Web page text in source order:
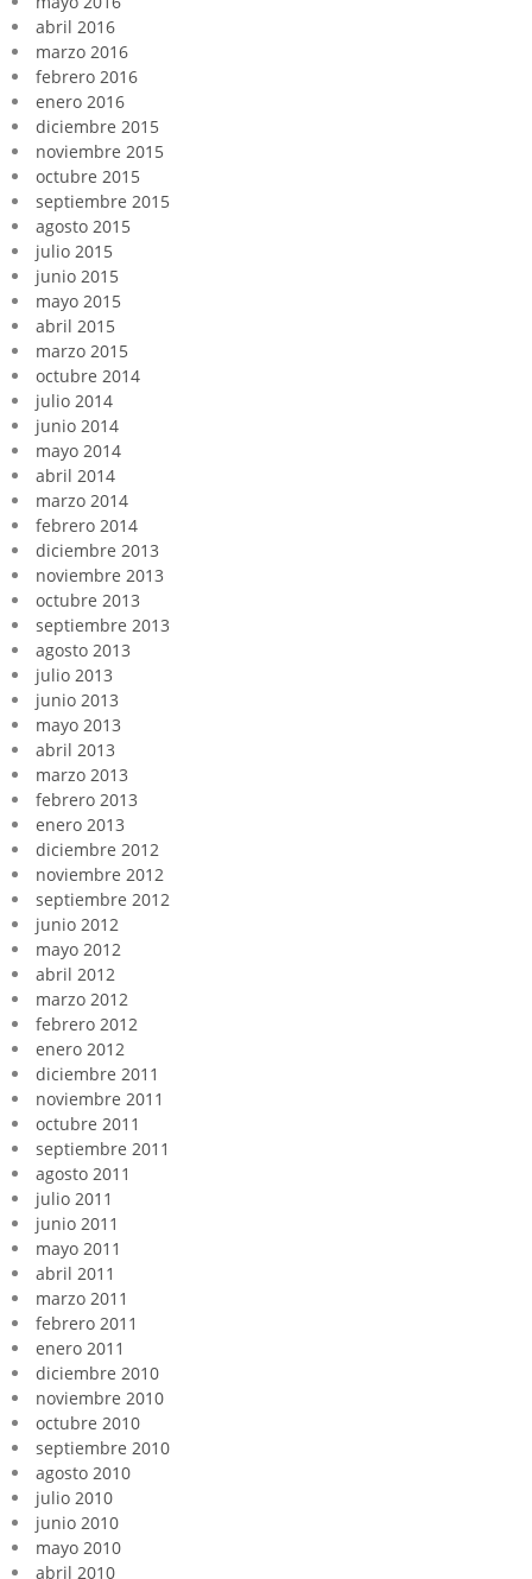
abril 2016
marzo 2016
febrero 2016
enero 2016
diciembre 2015
noviembre 2015
octubre 2015
septiembre 2015
agosto 2015
julio 2015
junio 2015
mayo 2015
abril 2015
marzo 2015
octubre 2014
julio 2014
junio 2014
mayo 2014
abril 2014
marzo 2014
febrero 2014
diciembre 2013
noviembre 2013
octubre 2013
septiembre 2013
agosto 2013
julio 2013
junio 2013
mayo 2013
abril 2013
marzo 2013
febrero 2013
enero 2013
diciembre 2012
noviembre 2012
septiembre 2012
junio 2012
mayo 2012
abril 2012
marzo 2012
febrero 2012
enero 2012
diciembre 2011
noviembre 2011
octubre 2011
septiembre 2011
agosto 2011
julio 2011
junio 2011
mayo 2011
abril 2011
marzo 2011
febrero 2011
enero 2011
diciembre 2010
noviembre 2010
octubre 2010
septiembre 2010
agosto 2010
julio 2010
junio 2010
mayo 2010
abril 2010